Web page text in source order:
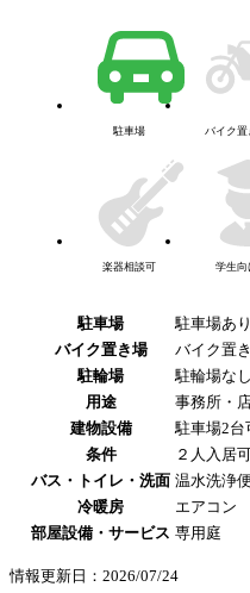
駐車場 バイク置
楽器相談可 学生向
駐車場
駐車場あ
バイク置き場
バイク置
駐輪場
駐輪場なし
用途
事務所・
建物設備
駐車場2台
条件
２人入居
バス・トイレ・洗面 温水洗浄
冷暖房
エアコン
部屋設備・サービス 専用庭
情報更新日：2026/07/24